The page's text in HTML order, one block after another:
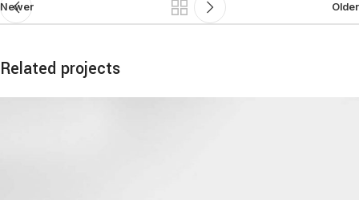
Newer Older
Related projects